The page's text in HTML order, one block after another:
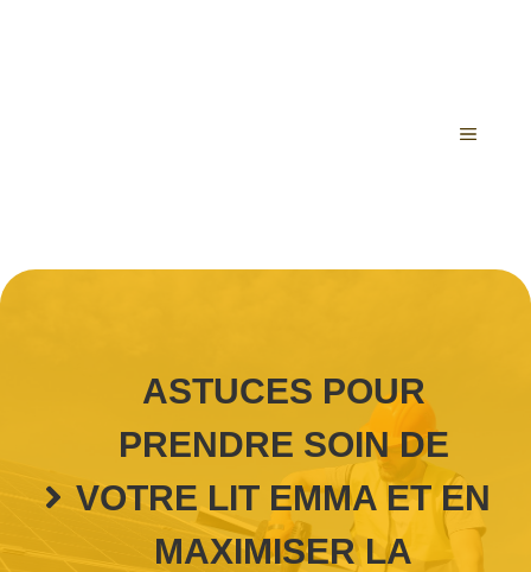
MENU
ASTUCES POUR
PRENDRE SOIN DE
VOTRE LIT EMMA ET EN
MAXIMISER LA